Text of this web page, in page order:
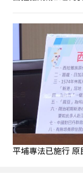
平埔專法已施行